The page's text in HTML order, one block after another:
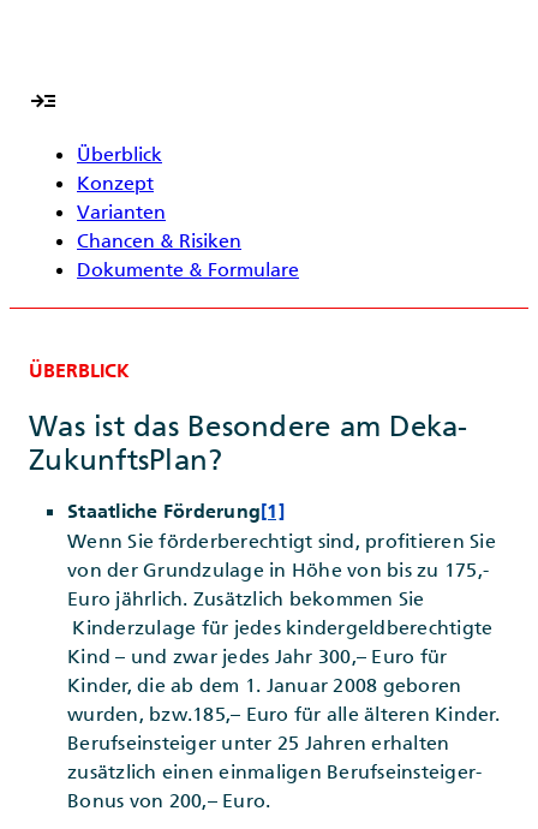
read_more
Überblick
Konzept
Varianten
Chancen & Risiken
Dokumente & Formulare
ÜBERBLICK
Was ist das Besondere am Deka-
ZukunftsPlan?
Staatliche Förderung [1]
Wenn Sie förderberechtigt sind, profitieren Sie
von der Grundzulage in Höhe von bis zu 175,-
Euro jährlich. Zusätzlich bekommen Sie
Kinderzulage für jedes kindergeldberechtigte
Kind – und zwar jedes Jahr 300,– Euro für
Kinder, die ab dem 1. Januar 2008 geboren
wurden, bzw.185,– Euro für alle älteren Kinder.
Berufseinsteiger unter 25 Jahren erhalten
zusätzlich einen einmaligen Berufseinsteiger-
Bonus von 200,– Euro.